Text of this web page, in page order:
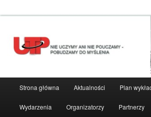
Strona główna Aktualności Plan
Wydarzenia Organizatorzy Partnerzy